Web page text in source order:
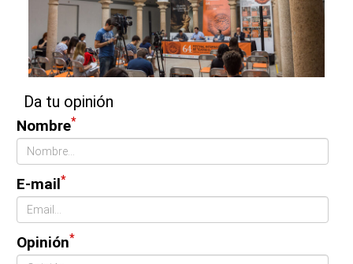
Da tu opinión
Nombre*
E-mail*
Opinión*